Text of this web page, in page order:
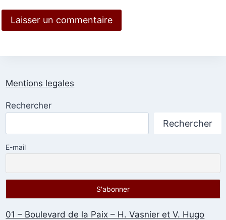
Mentions legales
Rechercher
Rechercher
E-mail
01 – Boulevard de la Paix – H. Vasnier et V. Hugo